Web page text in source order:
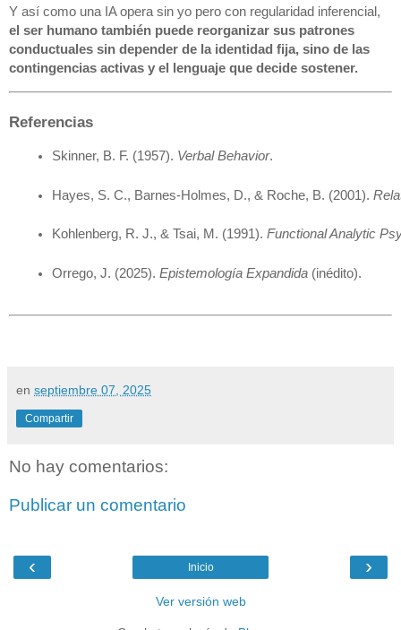
Y así como una IA opera sin yo pero con regularidad inferencial,
el ser humano también puede reorganizar sus patrones
conductuales sin depender de la identidad fija, sino de las
contingencias activas y el lenguaje que decide sostener.
Referencias
Skinner, B. F. (1957). Verbal Behavior.
Hayes, S. C., Barnes-Holmes, D., & Roche, B. (2001).
Kohlenberg, R. J., & Tsai, M. (1991). Functional Analytic
Orrego, J. (2025). Epistemología Expandida (inédito).
en septiembre 07, 2025
Compartir
No hay comentarios:
Publicar un comentario
‹ ›
Inicio
Ver versión web